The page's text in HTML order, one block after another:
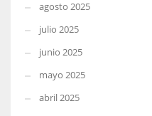
agosto 2025
julio 2025
junio 2025
mayo 2025
abril 2025